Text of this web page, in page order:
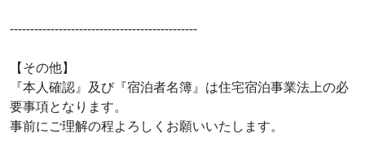
----------------------------------------------
【その他】
『本人確認』及び『宿泊者名簿』は住宅宿泊事業法上の必
要事項となります。
事前にご理解の程よろしくお願いいたします。